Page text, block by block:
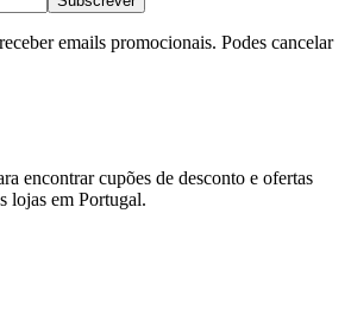
emails promocionais. Podes cancelar
encontrar cupões de desconto e ofertas
lojas em Portugal.